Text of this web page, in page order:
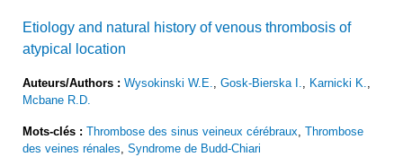
Etiology and natural history of venous thrombosis of
atypical location
Auteurs/Authors : Wysokinski W.E. Gosk-Bierska I. Karnicki K.
Mcbane R.D.
Mots-clés : Thrombose des sinus veineux cérébraux Thrombose
des veines rénales Syndrome de Budd-Chiari